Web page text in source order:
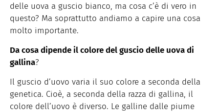
delle uova a guscio bianco, ma cosa c’è di vero in
questo? Ma soprattutto andiamo a capire una cosa
molto importante.
Da cosa dipende il colore del guscio delle uova di
gallina?
Il guscio d’uovo varia il suo colore a seconda della
genetica. Cioè, a seconda della razza di gallina, il
colore dell’uovo è diverso. Le galline dalle piume